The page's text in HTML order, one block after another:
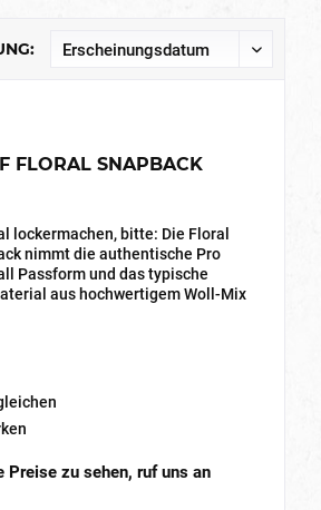
FLORAL SNAPBACK
lockermachen, bitte: Die Floral
nimmt die authentische Pro
Passform und das typische
aus hochwertigem Woll-Mix
Preise zu sehen, ruf uns an